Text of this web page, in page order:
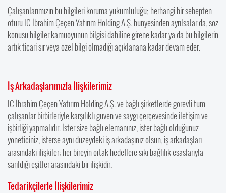
Çalışanlarımızın bu bilgileri koruma yükümlülüğü; herhangi bir sebepten
ötürü IC İbrahim Çeçen Yatırım Holding A.Ş. bünyesinden ayrılsalar da, söz
konusu bilgiler kamuoyunun bilgisi dahiline girene kadar ya da bu bilgilerin
artık ticari sır veya özel bilgi olmadığı açıklanana kadar devam eder.
İş Arkadaşlarımızla İlişkilerimiz
IC İbrahim Çeçen Yatırım Holding A.Ş. ve bağlı şirketlerde görevli tüm
çalışanlar birbirleriyle karşılıklı güven ve saygı çerçevesinde iletişim ve
işbirliği yapmalıdır. İster size bağlı elemanınız, ister bağlı olduğunuz
yöneticiniz, isterse aynı düzeydeki iş arkadaşınız olsun, iş arkadaşları
arasındaki ilişkiler; her bireyin ortak hedeflere sıkı bağlılık esaslarıyla
sarıldığı eşitler arasındaki bir ilişkidir.
Tedarikçilerle İlişkilerimiz